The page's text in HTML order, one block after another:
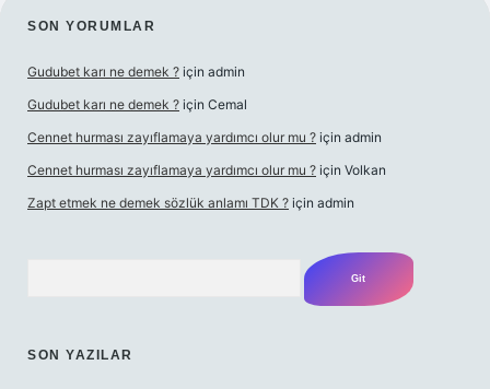
SIDEBAR
SON YORUMLAR
Gudubet karı ne demek ? için admin
Gudubet karı ne demek ? için Cemal
Cennet hurması zayıflamaya yardımcı olur mu ? için admin
Cennet hurması zayıflamaya yardımcı olur mu ? için Volkan
Zapt etmek ne demek sözlük anlamı TDK ? için admin
SON YAZILAR